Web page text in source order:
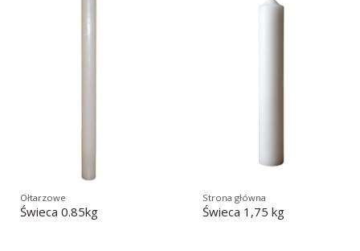
Ołtarzowe
Świeca 0.85kg
Strona główna
Świeca 1,75 kg